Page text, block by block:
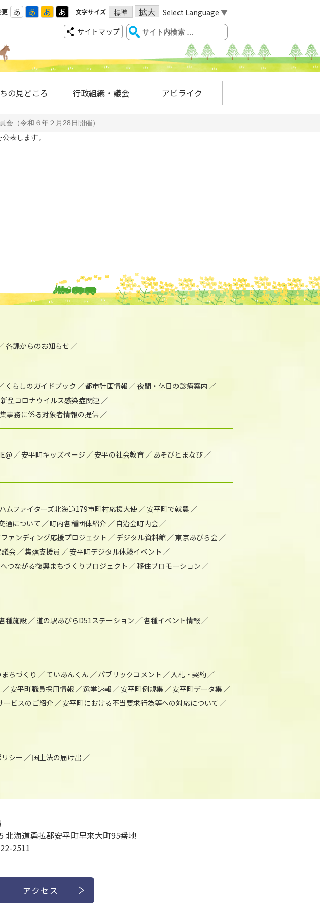
更 あ あ あ あ 文字サイズ 標準 拡大 Select Language ▼
サイトマップ
の見どころ 行政組織・議会 アビライク
会（令和６年２月28日開催）
表します。
各課からのお知らせ
くらしのガイドブック 都市計画情報
夜間・休日の診療案内
新型コロナウイルス感染症関連
事務に係る対象者情報の提供
安平町キッズページ 安平の社会教育
あそびとまなび
ムファイターズ北海道179市町村応援大使
安平町で就農
通について 町内各種団体紹介
自治会町内会
ァンディング応援プロジェクト デジタル資料館
東京あびら会
会 集落支援員
安平町デジタル体験イベント
つながる復興まちづくりプロジェクト
移住プロモーション
種施設 道の駅あびらD51ステーション
各種イベント情報
ちづくり ていあんくん パブリックコメント
入札・契約
安平町職員採用情報 選挙速報 安平町例規集
安平町データ集
ービスのご紹介
安平町における不当要求行為等への対応について
シー 国土法の届け出
北海道勇払郡安平町早来大町95番地
2511
アクセス